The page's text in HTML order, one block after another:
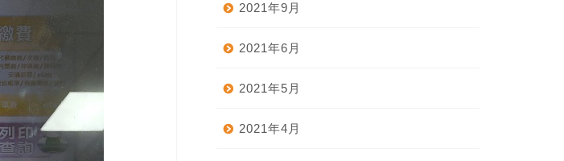
2021年9月
2021年6月
2021年5月
2021年4月